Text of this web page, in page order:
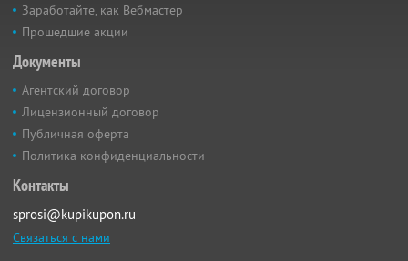
Заработайте, как Вебмастер
Прошедшие акции
Документы
Агентский договор
Лицензионный договор
Публичная оферта
Политика конфиденциальности
Контакты
sprosi@kupikupon.ru
Связаться с нами